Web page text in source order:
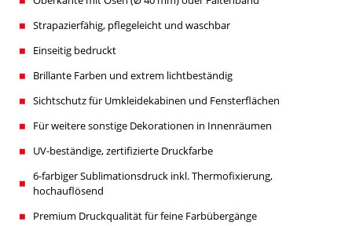
Strapazierfähig, pflegeleicht und waschbar
Einseitig bedruckt
Brillante Farben und extrem lichtbeständig
Sichtschutz für Umkleidekabinen und Fensterflächen
Für weitere sonstige Dekorationen in Innenräumen
UV-beständige, zertifizierte Druckfarbe
6-farbiger Sublimationsdruck inkl. Thermofixierung,
hochauflösend
Premium Druckqualität für feine Farbübergänge